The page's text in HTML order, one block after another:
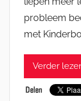
probleem
met
Verder